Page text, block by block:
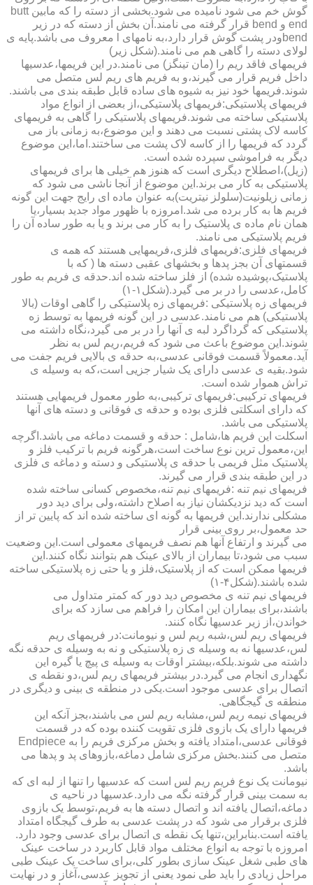
گوش خم می شود نامیده می شود.بخشی از دسته را که مابین butt
end و bend قرار گرفته می نامند.آن بخش از دسته که در زیر
bendودر پشت گوش قرار دارد،به نامهای l معروف می باشد.پایه ی
لولای دسته را گاهی هم می نامند.(شکل زیر)
فریمهای فاقد ریم را (مان تینگز) می نامند.در این فریمها،عدسیها
داخل فریم قرار می گیرند،و به فریم های ریم لس متصل می
شوند.فریمها خود نیز به شیوه های ساده قابل طبقه بندی می باشند.
فریمهای پلاستیکی:فریمهای پلاستیکی،از بعضی از انواع مواد
پلاستیکی ساخته می شوند.فریمهای پلاستیکی را گاهی به فریمهای
کاسه لاک پشتی نسبت می دهند و این موضوع،به زمانی باز می
گردد که فریمها را از کاسه لاک پشت می ساختند.اما،این موضوع
دیگر به فراموشی سپرده شده است.
(زیل)،اصطلاح دیگری است که هنوز هم خیلی ها برای فریمهای
پلاستیکی به کار می برند.این موضوع از آنجا ناشی می شود که
زمانی زیلونیت(سلولز نیتریت)به عنوان ماده ای رایج جهت این گونه
فریم ها به کار برده می شد.امروزه با ظهور مواد جدید بسیار،یا
همان نام ماده ی پلاستیک را به کار می برند و یا به طور ساده آن را
فریم پلاستیکی می نامند.
فریمهای فلزی:فریمهای فلزی،فریمهایی هستند که همه ی
قسمتهای آن بجز پدها و بخشهای عقبی دسته ها ( که با
پلاستیک،پوشیده شده) از فلز ساخته شده اند.حدقه ی فریم به طور
کامل،عدسی را در بر می گیرد.(شکل۱-۱)
فریمهای زه پلاستیکی :فریمهای زه پلاستیکی را گاهی اوقات (بالا
پلاستیکی) هم می نامند.عدسی در این گونه فریمها به توسط زه
پلاستیکی که گرداگرد لبه ی آنها را در بر می گیرد،نگاه داشته می
شوند.این موضوع باعث می شود که فریم،ریم لس به نظر
آید.معمولاً قسمت فوقانی عدسی،به حدقه ی بالایی فریم جفت می
شود.بقیه ی عدسی دارای یک شیار جزیی است،که به وسیله ی
تراش هموار شده است.
فریمهای ترکیبی:فریمهای ترکیبی،به طور معمول فریمهایی هستند
که دارای اسکلتی فلزی بوده و حدقه ی فوقانی و دسته های آنها
پلاستیکی می باشد.
اسکلت این فریم ها،شامل : حدقه و قسمت دماغه می باشد.اگرچه
این،معمول ترین نوع ساخت است،هرگونه فریم با ترکیب فلز و
پلاستیک مثل فریمی با حدقه ی پلاستیکی و دسته و دماغه ی فلزی
در این طبقه بندی قرار می گیرند.
فریمهای نیم تنه :فریمهای نیم تنه،مخصوص کسانی ساخته شده
است که دید نزدیکشان نیاز به اصلاح داشته،ولی برای دید دور
مشکلی ندارند.این فریمها به گونه ای ساخته شده اند که پایین تر از
حد معمول،بر روی بینی قرار
می گیرند و ارتفاع آنها هم نصف فریمهای معمولی است.این وضعیت
سبب می شود،تا بیماران از بالای عینک هم بتوانند نگاه کنند.این
فریمها ممکن است که از پلاستیک،فلز و یا حتی زه پلاستیکی ساخته
شده باشند.(شکل۴-۱)
فریمهای نیم تنه ی مخصوص دید دور که کمتر متداول می
باشند،برای بیماران این امکان را فراهم می سازد که برای
خواندن،از زیر عدسیها نگاه کنند.
فریمهای ریم لس،شبه ریم لس و نیومانت:در فریمهای ریم
لس،عدسیها نه به وسیله ی زه پلاستیکی و نه به وسیله ی حدقه نگه
داشته می شوند.بلکه،بیشتر اوقات به وسیله ی پیچ یا گیره این
نگهداری انجام می گیرد.در بیشتر فریمهای ریم لس،دو نقطه ی
اتصال برای عدسی موجود است.یکی در منطقه ی بینی و دیگری در
منطقه ی گیجگاهی.
فریمهای نیمه ریم لس،مشابه ریم لس می باشند،بجز آنکه این
فریمها دارای یک بازوی فلزی تقویت کننده بوده که در قسمت
فوقانی عدسی،امتداد یافته و بخش مرکزی فریم را به Endpiece
متصل می کنند.بخش مرکزی شامل دماغه،بازوهای پد و پدها می
باشد.
نیومانت یک نوع فریم ریم لس است که عدسیها را تنها از لبه ای که
به سمت بینی قرار گرفته نگه می دارد.عدسیها در ناحیه ی
دماغه،اتصال یافته اند و اتصال دسته ها به فریم،توسط یک بازوی
فلزی برقرار می شود که در پشت عدسی به طرف گیجگاه امتداد
یافته است.بنابراین،تنها یک نقطه ی اتصال برای عدسی وجود دارد.
امروزه با توجه به انواع مختلف مواد قابل کاربرد در ساخت عینک
های طبی شغل عینک سازی بطور کلی،برای ساخت یک عینک طبی
مراحل زیادی را باید طی نمود یعنی از تجویز عدسی،آغاز و در نهایت